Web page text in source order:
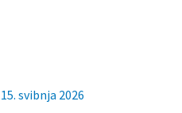
15. svibnja 2026